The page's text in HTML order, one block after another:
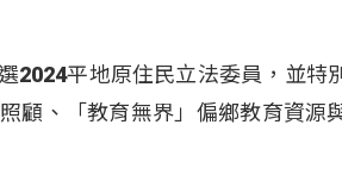
2024平地原住民立法委員，並特
顧、「教育無界」偏鄉教育資源